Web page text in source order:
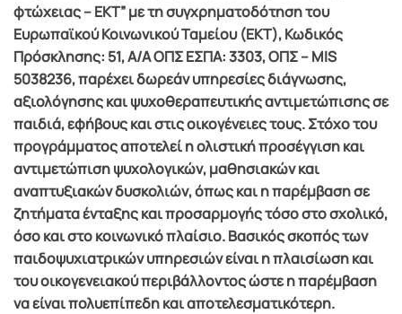
φτώχειας – ΕΚΤ” με τη συγχρηματοδότηση του
Ευρωπαϊκού Κοινωνικού Ταμείου (ΕΚΤ), Κωδικός
Πρόσκλησης: 51, Α/Α ΟΠΣ ΕΣΠΑ: 3303, ΟΠΣ – MIS
5038236, παρέχει δωρεάν υπηρεσίες διάγνωσης,
αξιολόγησης και ψυχοθεραπευτικής αντιμετώπισης σε
παιδιά, εφήβους και στις οικογένειες τους. Στόχο του
προγράμματος αποτελεί η ολιστική προσέγγιση και
αντιμετώπιση ψυχολογικών, μαθησιακών και
αναπτυξιακών δυσκολιών, όπως και η παρέμβαση σε
ζητήματα ένταξης και προσαρμογής τόσο στο σχολικό,
όσο και στο κοινωνικό πλαίσιο. Βασικός σκοπός των
παιδοψυχιατρικών υπηρεσιών είναι η πλαισίωση και
του οικογενειακού περιβάλλοντος ώστε η παρέμβαση
να είναι πολυεπίπεδη και αποτελεσματικότερη.